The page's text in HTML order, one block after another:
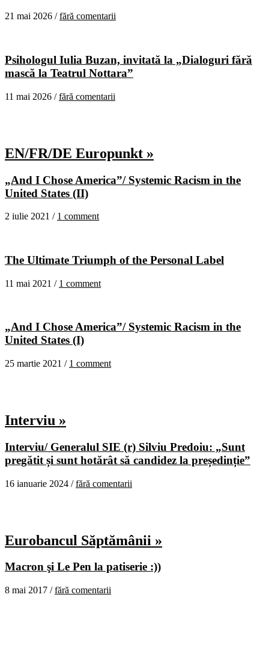
21 mai 2026 /fără comentarii
Psihologul Iulia Buzan, invitată la „Dialoguri fără
mască la Teatrul Nottara”
11 mai 2026 /fără comentarii
EN/FR/DE Europunkt »
„And I Chose America”/ Systemic Racism in the
United States (II)
2 iulie 2021 / 1 comment
The Ultimate Triumph of the Personal Label
11 mai 2021 / 1 comment
„And I Chose America”/ Systemic Racism in the
United States (I)
25 martie 2021 / 1 comment
Interviu »
Interviu/ Generalul SIE (r) Silviu Predoiu: „Sunt
pregătit și sunt hotărât să candidez la președinție”
16 ianuarie 2024 /fără comentarii
Eurobancul Săptămânii »
Macron şi Le Pen la patiserie :))
8 mai 2017 /fără comentarii